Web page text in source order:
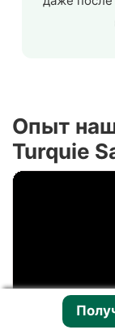
Опыт
Turquie